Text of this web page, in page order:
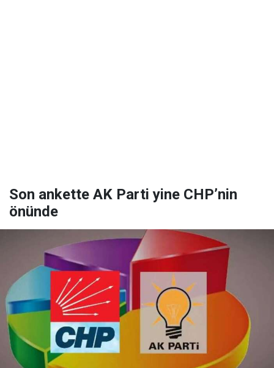
Son ankette AK Parti yine CHP’nin
önünde